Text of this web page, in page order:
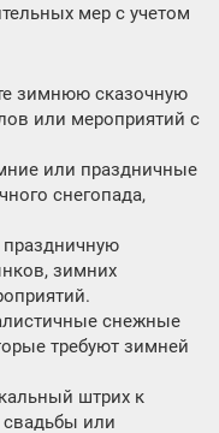
мер с учетом
зимнюю сказочную
или мероприятий с
или праздничные
снегопада,
праздничную
зимних
снежные
требуют зимней
штрих к
или